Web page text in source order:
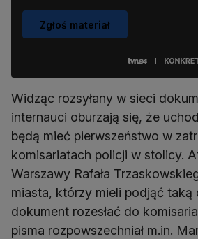
Zgłoś materiał
Widząc rozsyłany w sieci
internauci oburzają się, że
będą mieć pierwszeństwo w
komisariatach policji w stolicy.
Warszawy Rafała
miasta, którzy mieli podjąć taką
dokument rozesłać do
pisma rozpowszechniał m.in.